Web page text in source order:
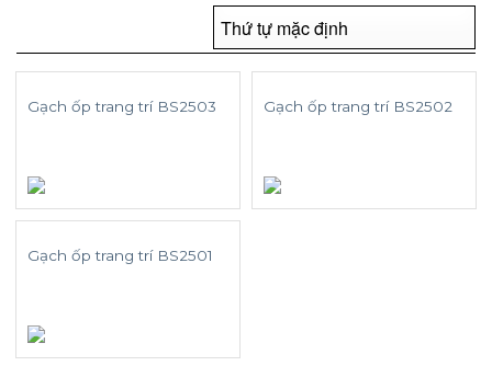
Gạch ốp trang trí BS2503 Gạch ốp trang trí BS2502
Gạch ốp trang trí BS2501